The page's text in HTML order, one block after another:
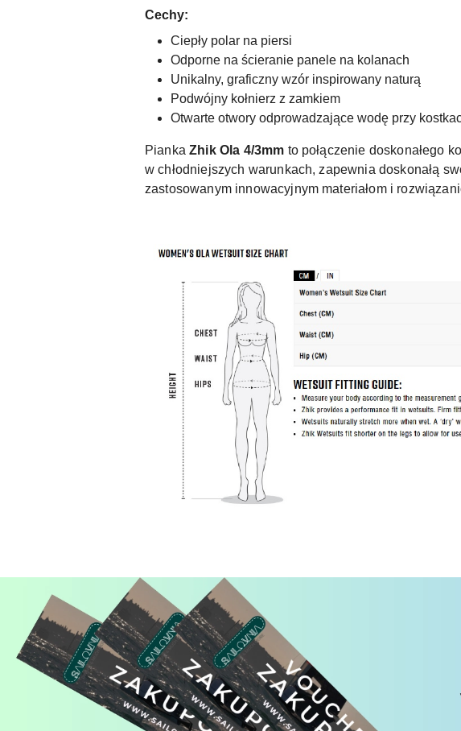
Cechy:
Ciepły polar na piersi
Odporne na ścieranie panele na kolanach
Unikalny, graficzny wzór inspirowany naturą
Podwójny kołnierz z zamkiem
Otwarte otwory odprowadzające wodę przy
PiankaZhik Ola 4/3mm to połączenie doskonałego
w chłodniejszych warunkach, zapewnia doskonałą
zastosowanym innowacyjnym materiałom i